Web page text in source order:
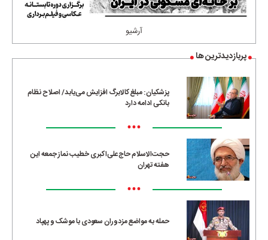
آرشیو
پربازدیدترین ها
پزشکیان: مبلغ کالابرگ افزایش می‌یابد/ اصلاح نظام
بانکی ادامه دارد
•••
حجت‌الاسلام حاج‌علی‌اکبری خطیب نماز جمعه این
هفته تهران
•••
حمله به مواضع مزدوران سعودی با موشک و پهپاد